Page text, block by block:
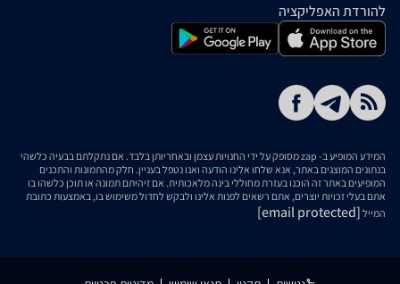
להורדת האפליקציה
המידע המופיע ב- zap מסופק על ידי החנויות עצמן ובאחריותן בלבד. אם נתקלתם בבעיה כלשהי
בנתונים המוצגים באתר, אנא שלחו אלינו הודעה ואנו נטפל בעניין. חלק מהתמונות והתכנים
המופיעים באתר זה הוכנו בעזרת מחוללי בינה מלאכותית. אם זיהיתם תמונה או תוכן כלשהו בו
אתם בעלי זכויות יוצרים, אתם רשאים לפנות אלינו ולבקש לחדול משימוש בו, באמצעות כתובת
המייל [email protected]